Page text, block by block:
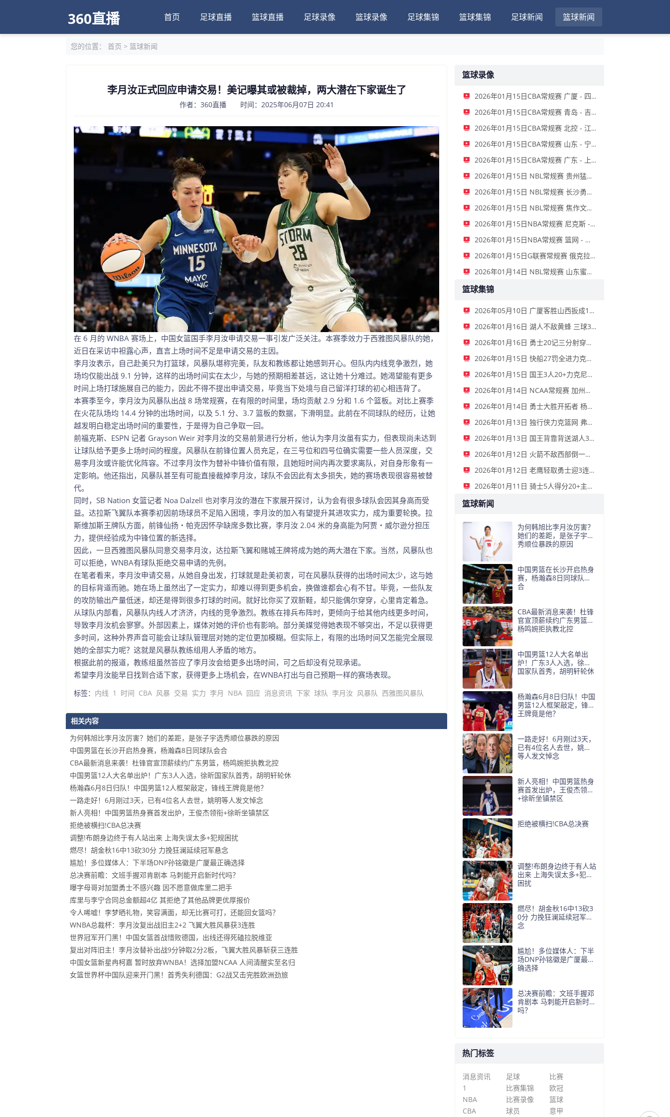
360直播 首页 足球直播 篮球直播 足球录像 篮球录像 足球集锦 篮球集锦 足球新闻 篮球新闻
您的位置： 首页 > 篮球新闻
李月汝正式回应申请交易！美记曝其或被裁掉，两大潜在下家诞生了
作者：360直播 时间：2025年06月07日 20:41
在 6 月的 WNBA 赛场上，中国女篮国手李月汝申请交易一事引发广泛关注。本赛季效力于西雅图风暴队的她，
近日在采访中袒露心声，直言上场时间不足是申请交易的主因。
李月汝表示，自己赴美只为打篮球，风暴队堪称完美，队友和教练都让她感到开心。但队内内线竞争激烈，她
场均仅能出战 9.1 分钟，这样的出场时间实在太少，与她的预期相差甚远，这让她十分难过。她渴望能有更多
时间上场打球施展自己的能力，因此不得不提出申请交易，毕竟当下处境与自己留洋打球的初心相违背了。
本赛季至今，李月汝为风暴队出战 8 场常规赛，在有限的时间里，场均贡献 2.9 分和 1.6 个篮板。对比上赛季
在火花队场均 14.4 分钟的出场时间，以及 5.1 分、3.7 篮板的数据，下滑明显。此前在不同球队的经历，让她
越发明白稳定出场时间的重要性，于是得为自己争取一回。
前福克斯、ESPN 记者 Grayson Weir 对李月汝的交易前景进行分析，他认为李月汝虽有实力，但表现尚未达到
让球队给予更多上场时间的程度。风暴队在前锋位置人员充足，在三号位和四号位确实需要一些人员深度，交
易李月汝或许能优化阵容。不过李月汝作为替补中锋价值有限，且她短时间内再次要求离队，对自身形象有一
定影响。他还指出，风暴队甚至有可能直接裁掉李月汝，球队不会因此有太多损失，她的赛场表现很容易被替
代。
同时，SB Nation 女篮记者 Noa Dalzell 也对李月汝的潜在下家展开探讨，认为会有很多球队会因其身高而受
益。达拉斯飞翼队本赛季初因前场球员不足陷入困境，李月汝的加入有望提升其进攻实力，成为重要轮换。拉
斯维加斯王牌队方面，前锋仙扬・帕克因怀孕缺席多数比赛，李月汝 2.04 米的身高能为阿贾・威尔逊分担压
力，提供经验成为中锋位置的新选择。
因此，一旦西雅图风暴队同意交易李月汝，达拉斯飞翼和赌城王牌将成为她的两大潜在下家。当然，风暴队也
可以拒绝，WNBA有球队拒绝交易申请的先例。
在笔者看来，李月汝申请交易，从她自身出发，打球就是赴美初衷，可在风暴队获得的出场时间太少，这与她
的目标背道而驰。她在场上虽然出了一定实力，却难以得到更多机会，换做谁都会心有不甘。毕竟，一些队友
的攻防输出产量低迷，却还是得到很多打球的时间。就好比你买了双新鞋，却只能偶尔穿穿，心里肯定着急。
从球队内部看，风暴队内线人才济济，内线的竞争激烈。教练在排兵布阵时，更倾向于给其他内线更多时间，
导致李月汝机会寥寥。外部因素上，媒体对她的评价也有影响。部分美媒觉得她表现不够突出，不足以获得更
多时间，这种外界声音可能会让球队管理层对她的定位更加模糊。但实际上，有限的出场时间又怎能完全展现
她的全部实力呢？这就是风暴队教练组用人矛盾的地方。
根据此前的报道，教练组虽然答应了李月汝会给更多出场时间，可之后却没有兑现承诺。
希望李月汝能早日找到合适下家，获得更多上场机会，在WNBA打出与自己预期一样的赛场表现。
标签： 内线 1 时间 CBA 风暴 交易 实力 李月 NBA 回应 消息资讯 下家 球队 李月汝 风暴队 西雅图风暴队
相关内容
为何韩旭比李月汝厉害？她们的差距，是张子宇选秀顺位暴跌的原因
中国男篮在长沙开启热身赛，杨瀚森8日同球队会合
CBA最新消息来袭！杜锋官宣顶薪续约广东男篮，杨鸣婉拒执教北控
中国男篮12人大名单出炉！广东3人入选，徐昕国家队首秀，胡明轩轮休
杨瀚森6月8日归队！中国男篮12人框架敲定，锋线王牌竟是他？
一路走好！6月刚过3天，已有4位名人去世，姚明等人发文悼念
新人亮相！中国男篮热身赛首发出炉，王俊杰领衔+徐昕坐镇禁区
拒绝被横扫!CBA总决赛
调整!布朗身边终于有人站出来 上海失误太多+犯规困扰
燃尽！胡金秋16中13砍30分 力挽狂澜延续冠军悬念
尴尬！多位媒体人：下半场DNP孙铭徽是广厦最正确选择
总决赛前瞻：文班手握邓肯剧本 马刺能开启新时代吗？
曝字母哥对加盟勇士不感兴趣 因不愿意做库里二把手
库里与李宁合同总金额超4亿 其拒绝了其他品牌更优厚报价
令人唏嘘！李梦晒礼物，笑容满面，却无比赛可打，还能回女篮吗？
WNBA总裁杯：李月汝复出战旧主2+2 飞翼大胜风暴获3连胜
世界冠军开门黑！中国女篮首战惜败德国，出线还得死磕拉脱维亚
复出对阵旧主！李月汝替补出战9分钟取2分2板，飞翼大胜风暴斩获三连胜
中国女篮新星冉柯嘉 暂时放弃WNBA！选择加盟NCAA 人间清醒实至名归
女篮世界杯中国队迎来开门黑！首秀失利德国：G2战又击完胜欧洲劲旅
篮球录像
2026年01月15日CBA常规赛 广厦 - 四川 全场录像
2026年01月15日CBA常规赛 青岛 - 吉林 全场录像
2026年01月15日CBA常规赛 北控 - 江苏 全场录像
2026年01月15日CBA常规赛 山东 - 宁波 全场录像
2026年01月15日CBA常规赛 广东 - 上海 全场录像
2026年01月15日 NBL常规赛 贵州猛龙 VS 合肥狂风 全场录像
2026年01月15日 NBL常规赛 长沙勇胜 VS 安徽皖江龙 全场录像
2026年01月15日 NBL常规赛 焦作文旅 VS 香港金牛 全场录像
2026年01月15日NBA常规赛 尼克斯 - 国王 全场录像
2026年01月15日NBA常规赛 篮网 - 鹈鹕 全场录像
2026年01月15日G联赛常规赛 俄克拉荷马城蓝 - 撕裂之城混音 全场录像
2026年01月14日 NBL常规赛 山东蜜獾 VS 上海玄鸟 全场录像
篮球集锦
2026年05月10日 广厦客胜山西扳成1-1 胡金秋17+11 迪亚洛关键上篮不中
2026年01月16日 湖人不敌黄蜂 三球30+11&9记三分 东契奇39分 詹姆斯29+9+6
2026年01月16日 勇士20记三分射穿尼克斯！库里27+7 巴特勒32+8 穆迪三分9中7
2026年01月15日 快船27罚全进力克奇才迎来4连胜 哈登22+5+8 伦纳德33分4断
2026年01月15日 国王3人20+力克尼克斯 德罗赞里程碑 威少11助 布伦森伤退
2026年01月14日 NCAA常规赛 加州圣玛丽大学 82 - 68 旧金山大学 全场集锦
2026年01月14日 勇士大胜开拓者 杨瀚森3分2板 巴特勒16+6+5 库里9中2送11助
2026年01月13日 独行侠力克篮网 弗拉格27+5+5 克莱18分 小波特28+9
2026年01月13日 国王背靠背送湖人3连败 东契奇空砍42+7+8+4断 威少22+5+7
2026年01月12日 火箭不敌西部倒一国王遭遇3连败！申京复出19+9 阿门31+13+6
2026年01月12日 老鹰轻取勇士迎3连胜 约翰逊23+11+6 CJ首秀12分 库里31+5
2026年01月11日 骑士5人得分20+主场复仇森林狼 米切尔28+8 爱德华兹25+5
篮球新闻
为何韩旭比李月汝厉害？
她们的差距，是张子宇选
秀顺位暴跌的原因
中国男篮在长沙开启热身
赛，杨瀚森8日同球队会
合
CBA最新消息来袭！杜锋
官宣顶薪续约广东男篮，
杨鸣婉拒执教北控
中国男篮12人大名单出
炉！广东3人入选，徐昕
国家队首秀，胡明轩轮休
杨瀚森6月8日归队！中国
男篮12人框架敲定，锋线
王牌竟是他？
一路走好！6月刚过3天，
已有4位名人去世，姚明
等人发文悼念
新人亮相！中国男篮热身
赛首发出炉，王俊杰领衔
+徐昕坐镇禁区
拒绝被横扫!CBA总决赛
调整!布朗身边终于有人站
出来 上海失误太多+犯规
困扰
燃尽！胡金秋16中13砍3
0分 力挽狂澜延续冠军悬
念
尴尬！多位媒体人：下半
场DNP孙铭徽是广厦最正
确选择
总决赛前瞻：文班手握邓
肯剧本 马刺能开启新时代
吗？
热门标签
消息资讯 足球
比赛
1
比赛集锦
欧冠
NBA
比赛录像
篮球
CBA
球员 意甲